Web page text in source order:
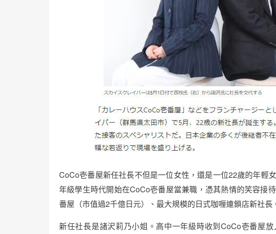
CoCo壱番屋新任社長不但是一位女性，還是一位22歲的年輕
年級學生時代開始在CoCo壱番屋當兼職，憑其熱情的笑容接
番屋（市值過2千億日元）、最大規模的日式咖喱連鎖店新社長
新任社長是諸沢莉乃小姐。高中一年級時收到CoCo壱番屋